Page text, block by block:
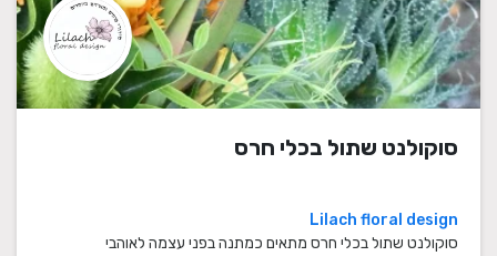
סוקולנט שתול בכלי חרס
Lilach floral design
סוקולנט שתול בכלי חרס מתאים כמתנה בפני עצמה לאוהבי